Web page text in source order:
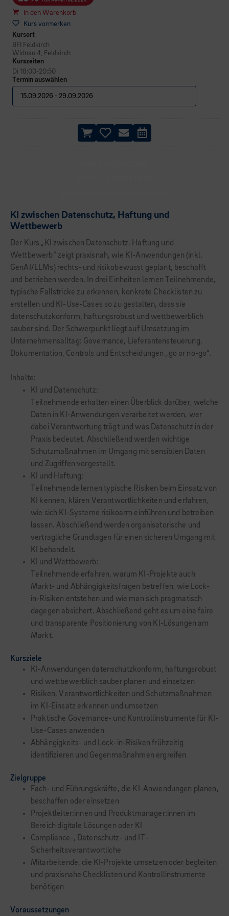
In den Warenkorb
Kurs vormerken
Kursort
BFI Feldkirch
Widnau 4, Feldkirch
Termin auswählen
Kurszeiten
Di 18:00-20:50
KI zwischen Datenschutz, Haftung und
Wettbewerb
Der Kurs „KI zwischen Datenschutz, Haftung und
Wettbewerb“ zeigt praxisnah, wie KI-Anwendungen (inkl.
GenAI/LLMs) rechts- und risikobewusst geplant, beschafft
und betrieben werden. In drei Einheiten lernen Teilnehmende,
typische Fallstricke zu erkennen, konkrete Checklisten zu
erstellen und KI-Use-Cases so zu gestalten, dass sie
datenschutzkonform, haftungsrobust und wettbewerblich
sauber sind. Der Schwerpunkt liegt auf Umsetzung im
Unternehmensalltag: Governance, Lieferantensteuerung,
Dokumentation, Controls und Entscheidungen „go or no-go“.
Inhalte:
KI und Datenschutz:
Teilnehmende erhalten einen Überblick darüber, welche
Daten in KI-Anwendungen verarbeitet werden, wer
dabei Verantwortung trägt und was Datenschutz in der
Praxis bedeutet. Abschließend werden wichtige
Schutzmaßnahmen im Umgang mit sensiblen Daten
und Zugriffen vorgestellt.
KI und Haftung:
Teilnehmende lernen typische Risiken beim Einsatz von
KI kennen, klären Verantwortlichkeiten und erfahren,
wie sich KI-Systeme risikoarm einführen und betreiben
lassen. Abschließend werden organisatorische und
vertragliche Grundlagen für einen sicheren Umgang mit
KI behandelt.
KI und Wettbewerb:
Teilnehmende erfahren, warum KI-Projekte auch
Markt- und Abhängigkeitsfragen betreffen, wie Lock-
in-Risiken entstehen und wie man sich pragmatisch
dagegen absichert. Abschließend geht es um eine faire
und transparente Positionierung von KI-Lösungen am
Markt.
Kursziele
KI-Anwendungen datenschutzkonform, haftungsrobust
und wettbewerblich sauber planen und einsetzen
Risiken, Verantwortlichkeiten und Schutzmaßnahmen
im KI-Einsatz erkennen und umsetzen
Praktische Governance- und Kontrollinstrumente für KI-
Use-Cases anwenden
Abhängigkeits- und Lock-in-Risiken frühzeitig
identifizieren und Gegenmaßnahmen ergreifen
Zielgruppe
Fach- und Führungskräfte, die KI-Anwendungen planen,
beschaffen oder einsetzen
Projektleiter:innen und Produktmanager:innen im
Bereich digitale Lösungen oder KI
Compliance-, Datenschutz- und IT-
Sicherheitsverantwortliche
Mitarbeitende, die KI-Projekte umsetzen oder begleiten
und praxisnahe Checklisten und Kontrollinstrumente
benötigen
Voraussetzungen